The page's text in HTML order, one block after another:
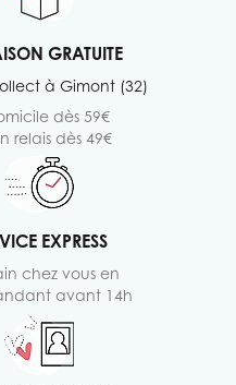
GRATUITE
à Gimont (32)
dès 59€
relais dès 49€
EXPRESS
chez vous en
avant 14h